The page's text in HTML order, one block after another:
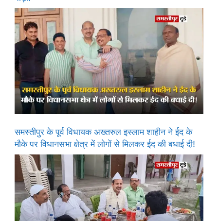
समस्तीपुर के पूर्व विधायक अख्तरुल इस्लाम शाहीन ने ईद के
मौके पर विधानसभा क्षेत्र में लोगों से मिलकर ईद की बधाई दी!